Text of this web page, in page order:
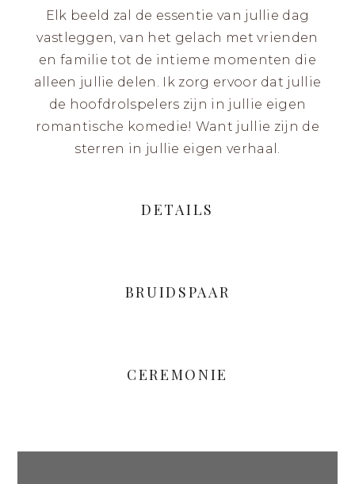
Elk beeld zal de essentie van jullie dag
vastleggen, van het gelach met vrienden
en familie tot de intieme momenten die
alleen jullie delen. Ik zorg ervoor dat jullie
de hoofdrolspelers zijn in jullie eigen
romantische komedie! Want jullie zijn de
sterren in jullie eigen verhaal.
DETAILS
BRUIDSPAAR
CEREMONIE